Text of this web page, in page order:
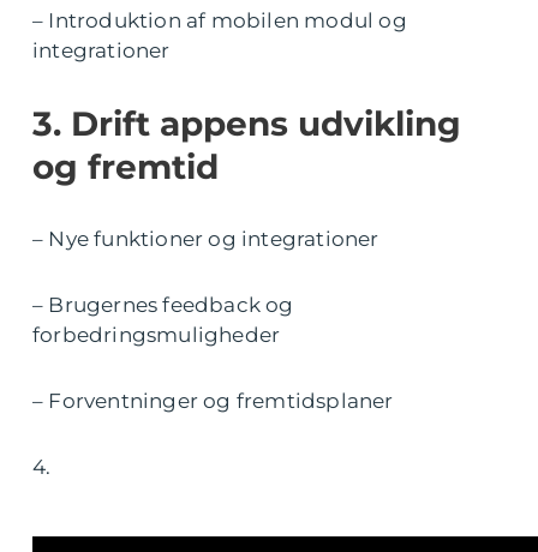
– Introduktion af mobilen modul og
integrationer
3. Drift appens udvikling
og fremtid
– Nye funktioner og integrationer
– Brugernes feedback og
forbedringsmuligheder
– Forventninger og fremtidsplaner
4.